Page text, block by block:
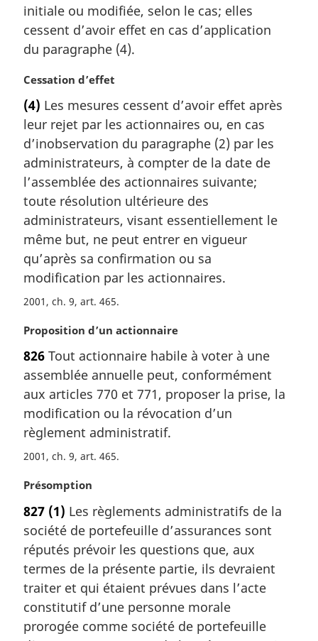
n
a
e
:
initiale ou modifiée, selon le cas; elles
cessent d’avoir effet en cas d’application
du paragraphe (4).
N
t
e
m
a
g
i
n
a
e
:
Cessation d’effet
(4) Les mesures cessent d’avoir effet après
leur rejet par les actionnaires ou, en cas
d’inobservation du paragraphe (2) par les
administrateurs, à compter de la date de
l’assemblée des actionnaires suivante;
toute résolution ultérieure des
administrateurs, visant essentiellement le
même but, ne peut entrer en vigueur
qu’après sa confirmation ou sa
modification par les actionnaires.
2001, ch. 9, art. 465
N
t
e
m
a
g
i
a
e
:
Proposition d’un actionnaire
826 Tout actionnaire habile à voter à une
assemblée annuelle peut, conformément
aux articles 770 et 771, proposer la prise, la
modification ou la révocation d’un
règlement administratif.
2001, ch. 9, art. 465
N
t
e
m
a
r
g
i
n
Présomption
827 (1) Les règlements administratifs de la
société de portefeuille d’assurances sont
réputés prévoir les questions que, aux
termes de la présente partie, ils devraient
traiter et qui étaient prévues dans l’acte
constitutif d’une personne morale
prorogée comme société de portefeuille